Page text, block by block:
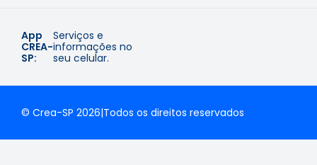
App
CREA-
SP:
Serviços e
informações no
seu celular.
© Crea-SP 2026|Todos os direitos reservados